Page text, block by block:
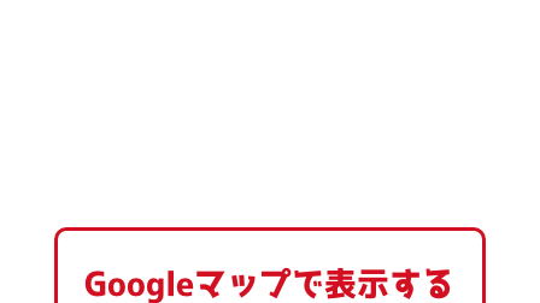
Googleマップで表示する